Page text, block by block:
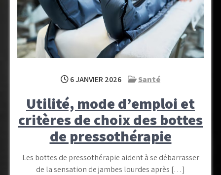
6 JANVIER 2026 Santé
Utilité, mode d’emploi et
critères de choix des bottes
de pressothérapie
Les bottes de pressothérapie aident à se débarrasser
de la sensation de jambes lourdes après […]